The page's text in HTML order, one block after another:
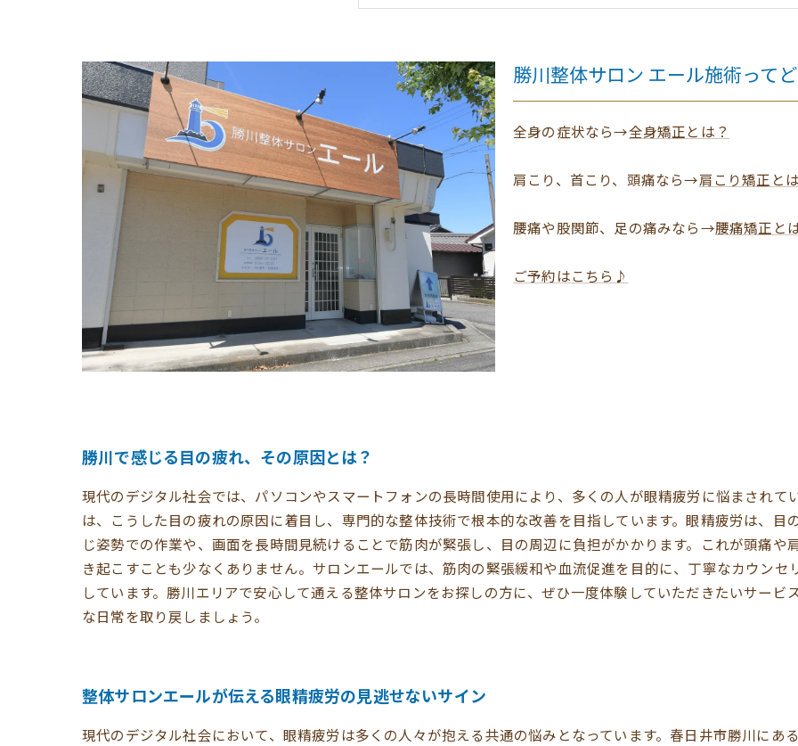
現代人の味方、眼精疲労に効果的な整体技術とは？
勝川整体サロン エール施術ってどんなもの？
勝川整体サロン エール施術って
全身の症状なら→全身矯正とは？
肩こり、首こり、頭痛なら→肩こり矯正と
腰痛や股関節、足の痛みなら→腰痛矯正と
ご予約はこちら♪
勝川で感じる目の疲れ、その原因とは？
現代のデジタル社会では、パソコンやスマートフォンの長時間使用により、多くの人が眼精疲労に悩まされて
は、こうした目の疲れの原因に着目し、専門的な整体技術で根本的な改善を目指しています。眼精疲労は、目
じ姿勢での作業や、画面を長時間見続けることで筋肉が緊張し、目の周辺に負担がかかります。これが頭痛や
き起こすことも少なくありません。サロンエールでは、筋肉の緊張緩和や血流促進を目的に、丁寧なカウン
しています。勝川エリアで安心して通える整体サロンをお探しの方に、ぜひ一度体験していただきたいサービ
な日常を取り戻しましょう。
整体サロンエールが伝える眼精疲労の見逃せないサイン
現代のデジタル社会において、眼精疲労は多くの人々が抱える共通の悩みとなっています。春日井市勝川にあ